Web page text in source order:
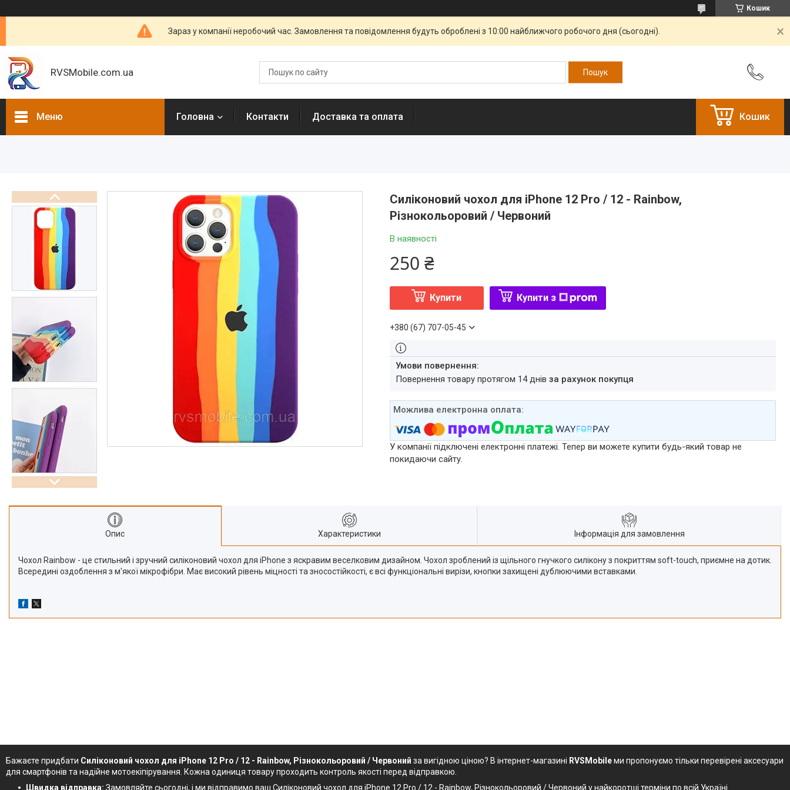
Кошик
Зараз у компанії неробочий час. Замовлення та повідомлення будуть оброблені з 10:00 найближчого робочого дня (сьогодні).
RVSMobile.com.ua
Меню Головна Контакти Доставка та оплата Кошик
Силіконовий чохол для iPhone 12 Pro / 12 - Rainbow,
Різнокольоровий / Червоний
В наявності
250 ₴
Купити Купити з
+380 (67) 707-05-45
повернення товару протягом 14 днів за рахунок покупця
У компанії підключені електронні платежі. Тепер ви можете купити будь-який товар не
покидаючи сайту.
Опис Характеристики Інформація для замовлення
Чохол Rainbow - це стильний і зручний силіконовий чохол для iPhone з яскравим веселковим дизайном. Чохол зроблений із щільного гнучкого силікону з покриттям soft-touch, приємне на дотик.
Всередині оздоблення з м'якої мікрофібри. Має високий рівень міцності та зносостійкості, є всі функціональні вирізи, кнопки захищені дублюючими вставками.
Бажаєте придбати Силіконовий чохол для iPhone 12 Pro / 12 - Rainbow, Різнокольоровий / Червоний за вигідною ціною? В інтернет-магазині RVSMobileми пропонуємо тільки перевірені аксесуари
для смартфонів та надійне мотоекіпірування. Кожна одиниця товару проходить контроль якості перед відправкою.
Швидка відправка: Замовляйте сьогодні, і ми відправимо ваш Силіконовий чохол для iPhone 12 Pro / 12 - Rainbow, Різнокольоровий / Червоний у найкоротші терміни по всій Україні.